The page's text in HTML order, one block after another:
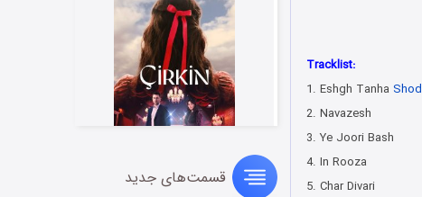
Tracklist:
1. Eshgh Tanha Shod
2. Navazesh
3. Ye Joori Bash
4. In Rooza
5. Char Divari
سریال زشت
قسمت‌های جدید